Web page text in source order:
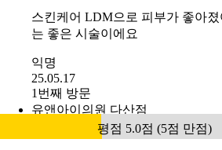
스킨케어 LDM으로 피부가 좋아
는 좋은 시술이에요
익명
25.05.17
1번째 방문
유앤아이의원 다산점
평점 5.0점 (5점 만점)